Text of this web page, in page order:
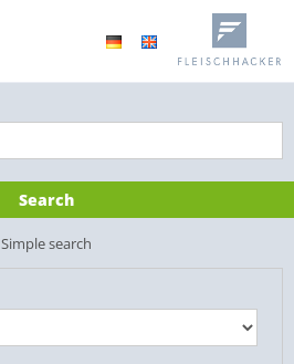
Search
Simple search